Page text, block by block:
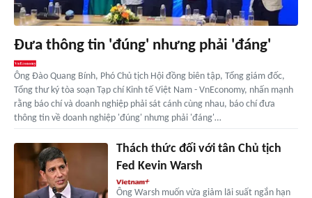
Đưa thông tin 'đúng' nhưng phải 'đáng'
Ông Đào Quang Bính, Phó Chủ tịch Hội đồng biên tập, Tổng giám đốc,
Tổng thư ký tòa soạn Tạp chí Kinh tế Việt Nam - VnEconomy, nhấn mạnh
rằng báo chí và doanh nghiệp phải sát cánh cùng nhau, báo chí đưa
thông tin về doanh nghiệp 'đúng' nhưng phải 'đáng'…
Thách thức đối với tân Chủ tịch
Fed Kevin Warsh
Ông Warsh muốn vừa giảm lãi suất ngắn hạn